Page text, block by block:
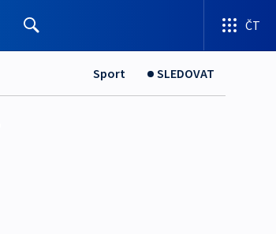
ČT
Sport SLEDOVAT